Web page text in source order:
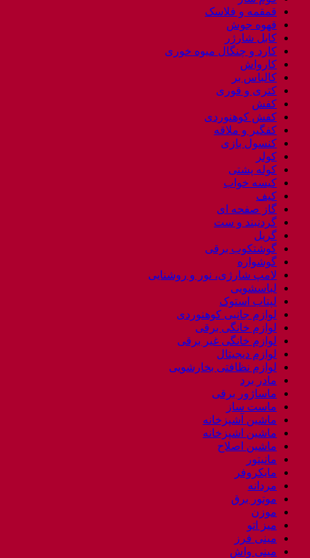
قمقمه و فلاسک
قهوه جوش
کابل شارژر
کارد و چنگال میوه خوری
کارواش
کالباس بر
کتری و قوری
کفش
کفش کوهنوردی
کفگیر و ملاقه
کنسول بازی
کولر
کوله پشتی
کیسه خواب
کیف
گاز صفحه ای
گردنبند و ست
گریل
گوشتکوب برقی
گوشواره
لامپ شارژی، نور و روشنایی
لباسشویی
لپتاب استوک
لوازم جانبی کوهنوردی
لوازم خانگی برقی
لوازم خانگی غیر برقی
لوازم دیجیتال
لوازم نظافتی بخارشویی
مادر برد
ماساژور برقی
ماست ساز
ماشین آشپزخانه
ماشین اشپزخانه
ماشین اصلاح
مانیتور
مایکروفر
مردانه
موتور برق
موزن
میز اتو
مینی فرز
مینی واش